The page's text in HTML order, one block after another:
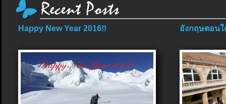
Happy New Year 2016!! อังกฤษตอนใ